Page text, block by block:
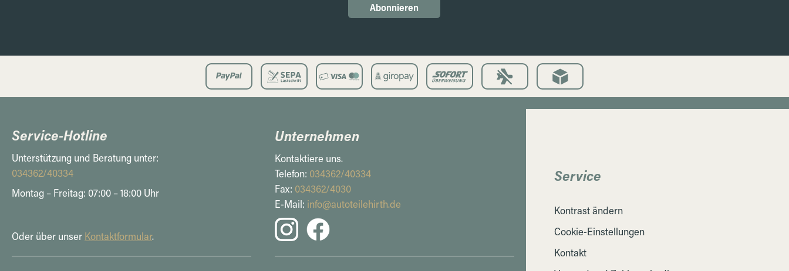
Abonnieren
Service-Hotline
Unterstützung und Beratung unter:
034362/40334
Montag – Freitag: 07:00 – 18:00 Uhr
Oder über unser Kontaktformular.
Unternehmen
Kontaktiere uns.
Telefon: 034362/40334
Fax: 034362/4030
E-Mail: info@autoteilehirth.de
Service
Kontrast ändern
Cookie-Einstellungen
Kontakt